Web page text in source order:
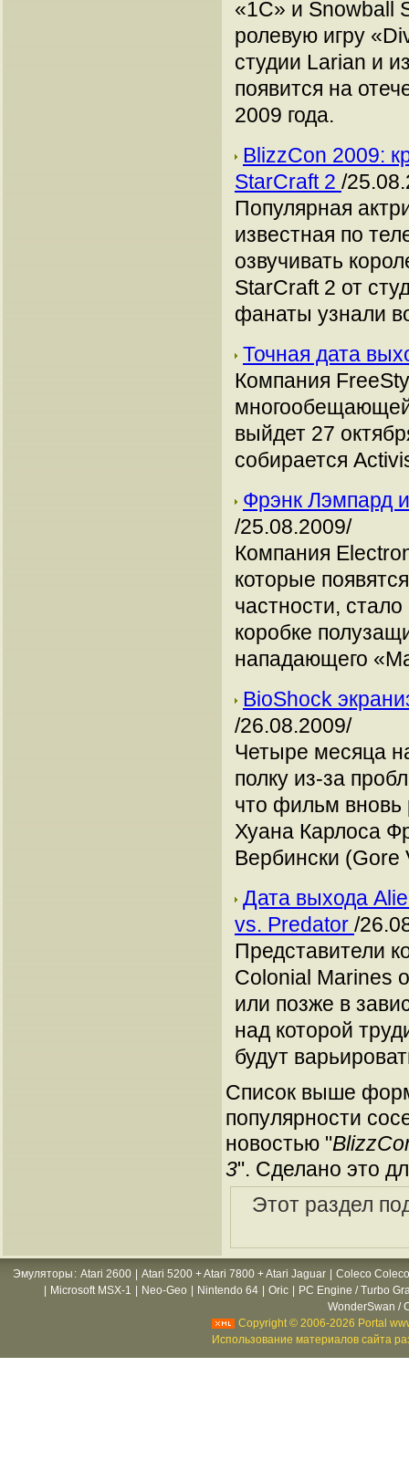
«1С» и Snowball
ролевую игру
студии Larian и
появится на
2009 года.
BlizzCon 2009:
StarCraft 2 /
Популярная
известная по
озвучивать
StarCraft 2 от
фанаты узнали
Точная дата
Компания
выйдет 27
собирается
Фрэнк Лэмпард
/25.08.2009/
Компания
которые
частности,
коробке
нападающего
BioShock
/26.08.2009/
Четыре месяца
полку из-за
что фильм
Хуана Карлоса
Вербински (Gore
Дата выхода
vs. Predator /
Представители
Colonial Marines
или позже в
над которой
будут
Список выше
популярности
новостью "
3". Сделано это
Этот раздел
Эмуляторы : Atari 2600 Atari 5200 + Atari 7800 + Atari Jaguar
Coleco
Microsoft MSX-1 Neo-Geo Nintendo 64 Oric
PC Engine / Turbo
WonderSwan /
Copyright © 2006-2026 Portal
Использование материалов сайта